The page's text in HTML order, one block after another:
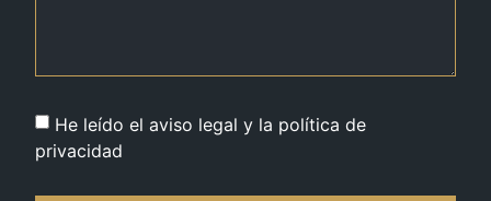
He leído el aviso legal y la política de
privacidad